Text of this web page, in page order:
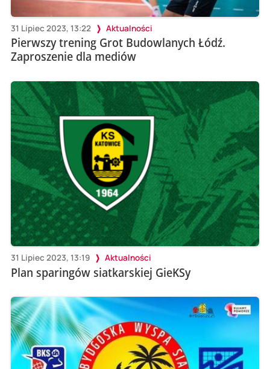
31 Lipiec 2023, 13:22 Aktualności
Pierwszy trening Grot Budowlanych Łódź.
Zaproszenie dla mediów
31 Lipiec 2023, 13:19 Aktualności
Plan sparingów siatkarskiej GieKSy